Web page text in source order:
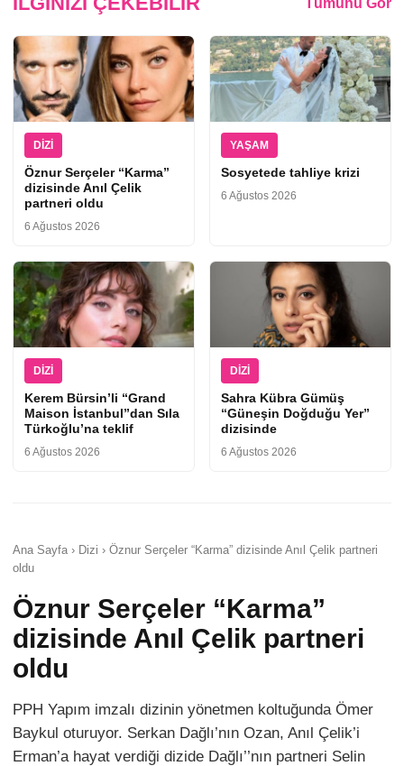
Tümünü Gör
DIZI
Öznur Serçeler “Karma”
dizisinde Anıl Çelik
partneri oldu
6 Ağustos 2026
YAŞAM
Sosyetede tahliye krizi
6 Ağustos 2026
DIZI
Kerem Bürsin’li “Grand
Maison İstanbul”dan Sıla
Türkoğlu’na teklif
6 Ağustos 2026
DIZI
Sahra Kübra Gümüş
“Güneşin Doğduğu Yer”
dizisinde
6 Ağustos 2026
Ana Sayfa › Dizi › Öznur Serçeler “Karma” dizisinde Anıl Çelik partneri
oldu
Öznur Serçeler “Karma”
dizisinde Anıl Çelik partneri
oldu
PPH Yapım imzalı dizinin yönetmen koltuğunda Ömer
Baykul oturuyor. Serkan Dağlı’nın Ozan, Anıl Çelik’i
Erman’a hayat verdiği dizide Dağlı’’nın partneri Selin